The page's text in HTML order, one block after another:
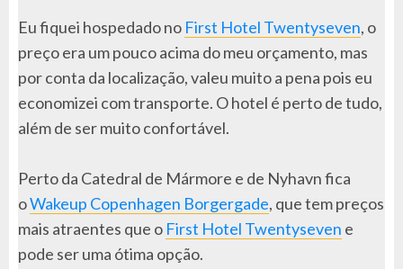
Eu fiquei hospedado no First Hotel Twentyseven, o
preço era um pouco acima do meu orçamento, mas
por conta da localização, valeu muito a pena pois eu
economizei com transporte. O hotel é perto de tudo,
além de ser muito confortável.
Perto da Catedral de Mármore e de Nyhavn fica
oWakeup Copenhagen Borgergade, que tem preços
mais atraentes que o First Hotel Twentyseven e
pode ser uma ótima opção.